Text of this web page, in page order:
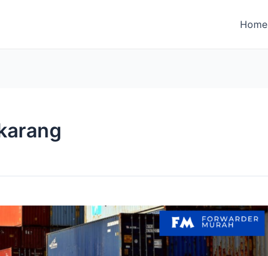
Home